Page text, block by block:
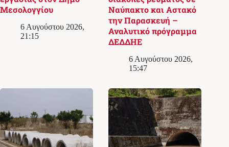
Μεσολογγίου
6 Αυγούστου 2026,
21:15
Ναύπακτο και Αστακό
την Παρασκευή –
Αναλυτικό πρόγραμμα
ΔΕΔΔΗΕ
6 Αυγούστου 2026,
15:47